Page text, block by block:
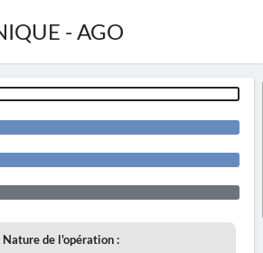
- AGO
Nature de l'opération :